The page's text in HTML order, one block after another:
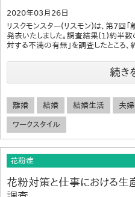
2020年03月26日
リスクモンスター(リスモン)は、第7回
発表いたしました。調査結果(1)約半
対する不満の有無」を調査したところ
続き
離婚 結婚 結婚生活 夫婦
ワークスタイル
花粉症
花粉対策と仕事における